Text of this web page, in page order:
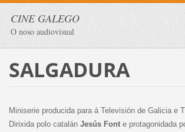
CINE GALEGO
O noso audiovisual
SALGADURA
Miniserie producida para á Televisión de Galicia e
Dirixida polo catalán Jesús Fonte protagonidada